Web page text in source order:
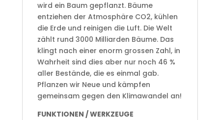
wird ein Baum gepflanzt. Bäume
entziehen der Atmosphäre CO2, kühlen
die Erde und reinigen die Luft. Die Welt
zählt rund 3000 Milliarden Bäume. Das
klingt nach einer enorm grossen Zahl, in
Wahrheit sind dies aber nur noch 46 %
aller Bestände, die es einmal gab.
Pflanzen wir Neue und kämpfen
gemeinsam gegen den Klimawandel an!
FUNKTIONEN / WERKZEUGE